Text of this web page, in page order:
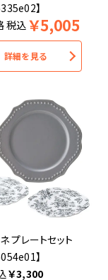
】
税込 ￥5,005
詳細を見る
プレートセット
】
￥3,300